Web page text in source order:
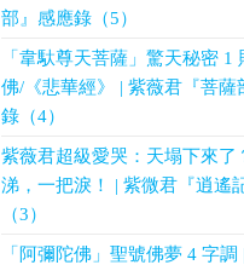
部』感應錄（5）
「韋馱尊天菩薩」驚天秘密 1
佛/《悲華經》 | 紫薇君『菩薩
錄（4）
紫薇君超級愛哭：天塌下來了
涕，一把淚！ | 紫微君『逍遙
（3）
「阿彌陀佛」聖號佛夢 4 字調